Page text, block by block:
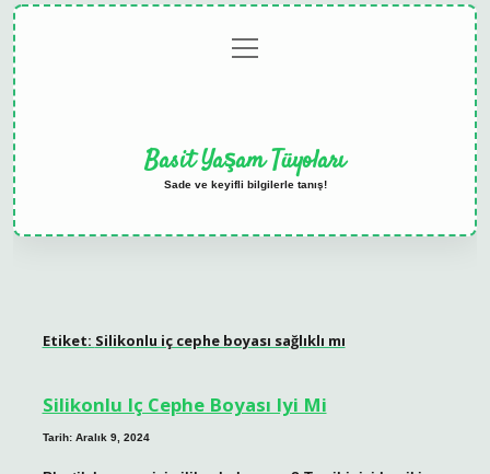
menüyü
aç
Basit Yaşam Tüyoları
Sade ve keyifli bilgilerle tanış!
Etiket: Silikonlu iç cephe boyası sağlıklı mı
Silikonlu Iç Cephe Boyası Iyi Mi
Tarih: Aralık 9, 2024